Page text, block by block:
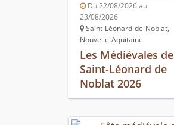
Du 22/08/2026 au
23/08/2026
Saint-Léonard-de-Noblat,
Nouvelle-Aquitaine
Les Médiévales de
Saint-Léonard de
Noblat 2026